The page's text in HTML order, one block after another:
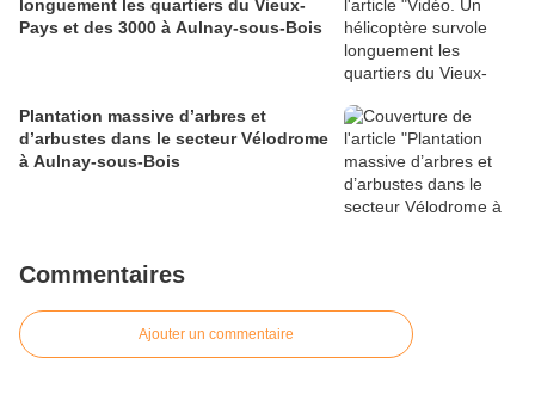
longuement les quartiers du Vieux-
Pays et des 3000 à Aulnay-sous-Bois
Plantation massive d’arbres et
d’arbustes dans le secteur Vélodrome
à Aulnay-sous-Bois
Commentaires
Ajouter un commentaire